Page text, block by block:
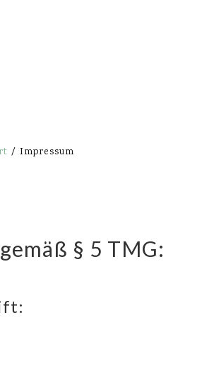
/ Impressum
§ 5 TMG: